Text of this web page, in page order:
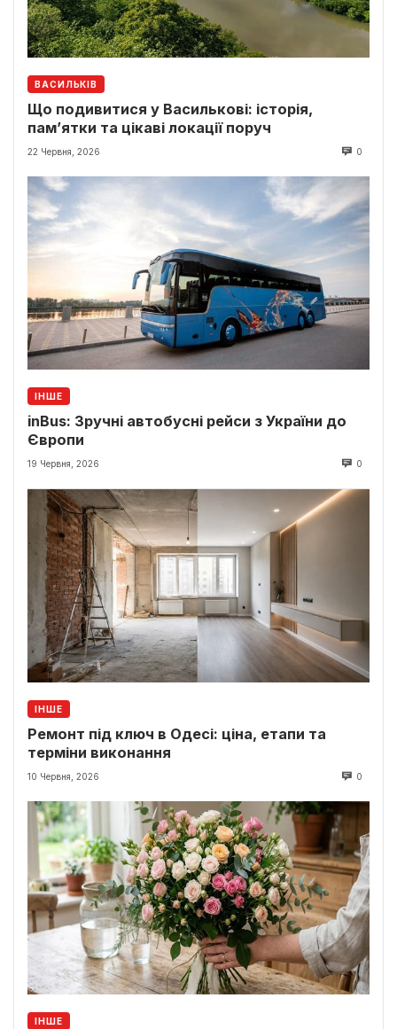
ВАСИЛЬКІВ
Що подивитися у Василькові: історія,
пам’ятки та цікаві локації поруч
22 Червня, 2026 0
ІНШЕ
inBus: Зручні автобусні рейси з України до
Європи
19 Червня, 2026 0
ІНШЕ
Ремонт під ключ в Одесі: ціна, етапи та
терміни виконання
10 Червня, 2026 0
ІНШЕ